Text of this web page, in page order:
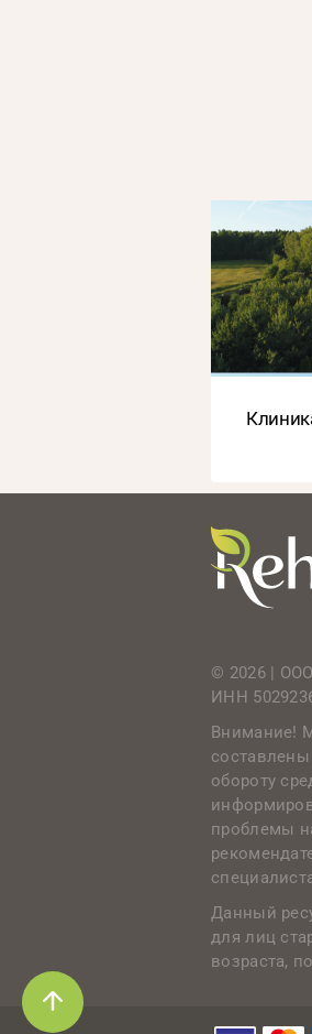
© 2026 |
ИНН
Внимание!
обороту
проблемы
Данный
для лиц
возраста,